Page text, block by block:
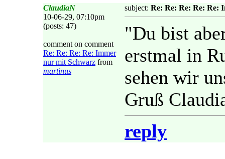
ClaudiaN
10-06-29, 07:10pm
(posts: 47)
comment on comment
Re: Re: Re: Re: Immer
nur mit Schwarz from
martinus
subject: Re: Re: Re: Re: Re:
"Du bist
erstmal in
sehen wir
Gruß
reply